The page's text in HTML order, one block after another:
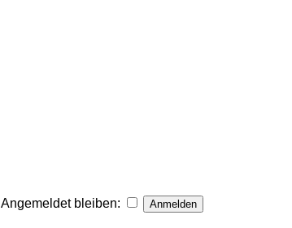
Angemeldet bleiben: